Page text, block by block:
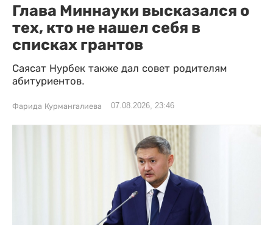
Глава Миннауки высказался о
тех, кто не нашел себя в
списках грантов
Саясат Нурбек также дал совет родителям
абитуриентов.
Фарида Курмангалиева 07.08.2026, 23:46